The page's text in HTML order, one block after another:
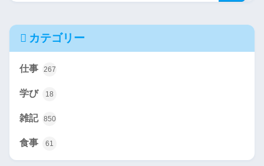
カテゴリー
仕事 267
学び 18
雑記 850
食事 61